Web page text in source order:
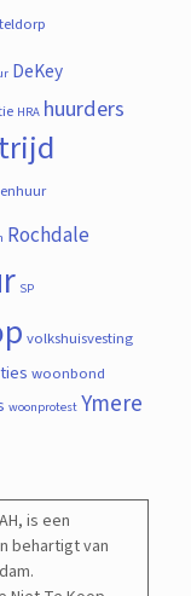
DeKey
HRA huurders
Rochdale
SP
volkshuisvesting
woonbond
woonprotest Ymere
is een
behartigt van